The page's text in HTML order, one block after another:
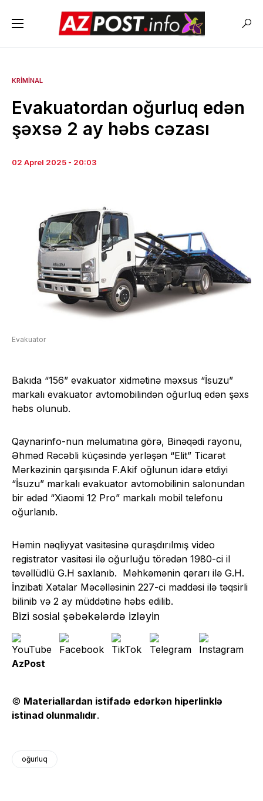
KRIMINAL
Evakuatordan oğurluq edən
şəxsə 2 ay həbs cəzası
02 Aprel 2025 - 20:03
Evakuator
Bakıda “156” evakuator xidmətinə məxsus “İsuzu”
markalı evakuator avtomobilindən oğurluq edən şəxs
həbs olunub.
Qaynarinfo-nun məlumatına görə, Binəqədi rayonu,
Əhməd Rəcəbli küçəsində yerləşən “Elit” Ticarət
Mərkəzinin qarşısında F.Akif oğlunun idarə etdiyi
“İsuzu” markalı evakuator avtomobilinin salonundan
bir ədəd “Xiaomi 12 Pro” markalı mobil telefonu
oğurlanıb.
Həmin nəqliyyat vasitəsinə quraşdırılmış video
registrator vasitəsi ilə oğurluğu törədən 1980-ci il
təvəllüdlü G.H saxlanıb. Məhkəmənin qərarı ilə G.H.
İnzibati Xətalar Məcəlləsinin 227-ci maddəsi ilə təqsirli
bilinib və 2 ay müddətinə həbs edilib.
Bizi sosial şəbəkələrdə izləyin
AzPost
© Materiallardan istifadə edərkən hiperlinklə
istinad olunmalıdır.
oğurluq